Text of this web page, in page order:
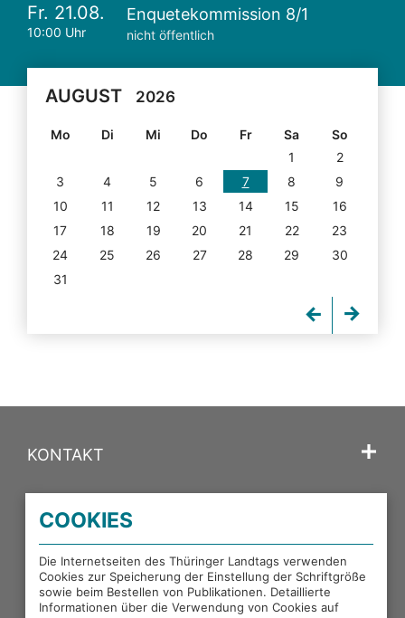
Fr. 21.08.
10:00 Uhr
Enquetekommission 8/1
nicht öffentlich
AUGUST 2026
Mo Di Mi Do Fr Sa
So
1
2
3
4 5 6 7 8
9
10
11 12 13 14 15
16
17
18 19 20 21 22
23
24
25 26 27 28 29
30
31
KONTAKT
PORTALE DES THÜRINGER LANDTAGS
EXTERNE LINKS
COOKIES
Die Internetseiten des Thüringer Landtags verwenden
Cookies zur Speicherung der Einstellung der Schriftgröße
sowie beim Bestellen von Publikationen. Detaillierte
Informationen über die Verwendung von Cookies auf